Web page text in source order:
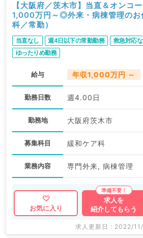
【大阪府／茨木市】当直＆オンコ
1,000万円～◎外来・病棟管理のお
科／常勤）
当直なし 週4日以下の常勤勤務 救急対応
ゆったりめ勤務
給与 年収1,000万円 ～
勤務日数 週4.00日
勤務地 大阪府茨木市
募集科目 緩和ケア科
業務内容 専門外来, 病棟管理
お気に入り
求人を
紹介してもらう
求人更新日 : 2022/